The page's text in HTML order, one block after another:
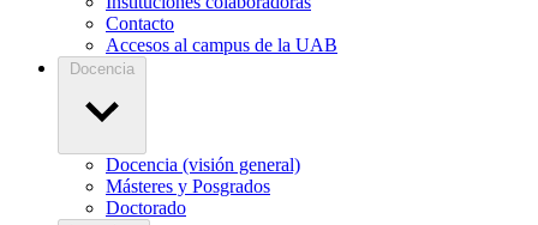
Contacto
Accesos al campus de la UAB
Docencia
Docencia (visión general)
Másteres y Posgrados
Doctorado